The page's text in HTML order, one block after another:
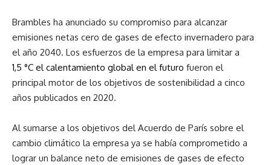
Brambles ha anunciado su compromiso para alcanzar
emisiones netas cero de gases de efecto invernadero para
el año 2040. Los esfuerzos de la empresa para limitar a
1,5 °C el calentamiento global en el futuro fueron el
principal motor de los objetivos de sostenibilidad a cinco
años publicados en 2020.
Al sumarse a los objetivos del Acuerdo de París sobre el
cambio climático la empresa ya se había comprometido a
lograr un balance neto de emisiones de gases de efecto